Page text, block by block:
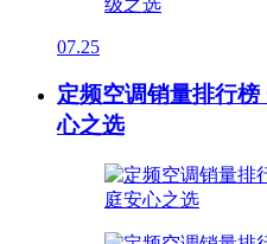
07.25
定频空调销量排行
心之选